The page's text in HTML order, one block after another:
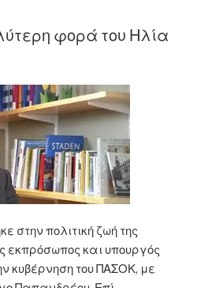
φορά του Ηλία
στην πολιτική ζωή της
εκπρόσωπος και υπουργός
κυβέρνηση του ΠΑΣΟΚ, με